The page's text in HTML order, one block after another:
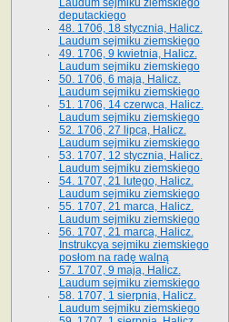
Laudum sejmiku ziemskiego
deputackiego
48. 1706, 18 stycznia, Halicz.
Laudum sejmiku ziemskiego
49. 1706, 9 kwietnia, Halicz.
Laudum sejmiku ziemskiego
50. 1706, 6 maja, Halicz.
Laudum sejmiku ziemskiego
51. 1706, 14 czerwca, Halicz.
Laudum sejmiku ziemskiego
52. 1706, 27 lipca, Halicz.
Laudum sejmiku ziemskiego
53. 1707, 12 stycznia, Halicz.
Laudum sejmiku ziemskiego
54. 1707, 21 lutego, Halicz.
Laudum sejmiku ziemskiego
55. 1707, 21 marca, Halicz.
Laudum sejmiku ziemskiego
56. 1707, 21 marca, Halicz.
Instrukcya sejmiku ziemskiego
posłom na radę walną
57. 1707, 9 maja, Halicz.
Laudum sejmiku ziemskiego
58. 1707, 1 sierpnia, Halicz.
Laudum sejmiku ziemskiego